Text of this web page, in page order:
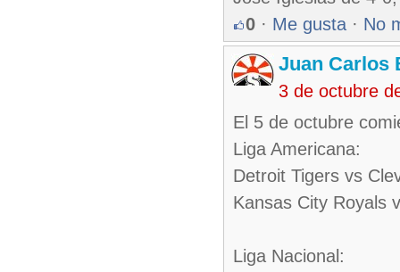
0 · Me gusta · No
Juan Carlos
3 de octubre
El 5 de octubre
Liga Americana:
Detroit Tigers vs
Kansas City Royals
Liga Nacional: